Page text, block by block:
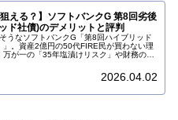
狙える？】ソフトバンクG 第8回劣後
ド社債)のデメリットと評判
うなソフトバンクG「第8回ハイブリッド
」。資産2億円の50代FIRE民が買わない理
万が一の「35年塩漬けリスク」や財務のカ
2026.04.02